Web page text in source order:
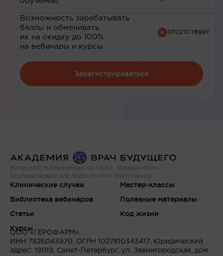
Возможность зарабатывать
баллы и обменивать
их на скидку до 100%
на вебинары и курсы
Зарегистрироваться
Материал, публикуемый на сайте, предназначен
исключительно для медицинских работников
Клинические случаи
Библиотека вебинаров
Статьи
Курсы
Мастер-классы
Полезные материалы
Код жизни
ООО «ГЕРОФАРМ»,
ИНН 7826043970, ОГРН 1027810343417, Юридический
адрес: 191119, Санкт-Петербург, ул. Звенигородская, дом